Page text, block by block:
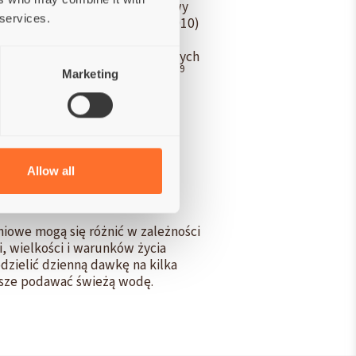
Marketing
Allow all
80 mg/kg; Kwas foliowy
1500 mg/kg; L-karnityny (3a910)
tokoferolu z olejów roślinnych
NCIMB 10415 10 9
mogą się różnić w zależności
wielkości i warunków życia
dzienną dawkę na kilka
podawać świeżą wodę.